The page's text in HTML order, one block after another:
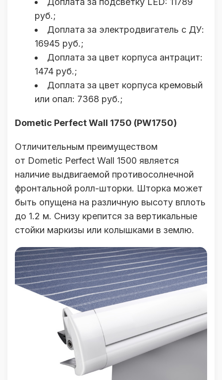
руб.;
Доплата за электродвигатель с ДУ:
16945 руб.;
Доплата за цвет корпуса антрацит:
1474 руб.;
Доплата за цвет корпуса кремовый
или опал: 7368 руб.;
Dometic Perfect Wall 1750 (PW1750)
Отличительным преимуществом
от Dometic Perfect Wall 1500 является
наличие выдвигаемой противосолнечной
фронтальной ролл-шторки. Шторка может
быть опущена на различную высоту вплоть
до 1.2 м. Снизу крепится за вертикальные
стойки маркизы или колышками в землю.